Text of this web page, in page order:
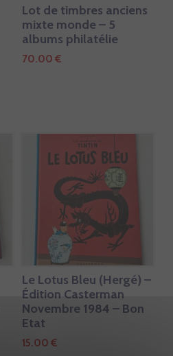
Lot de timbres anciens
mixte monde – 5
albums philatélie
70.00 €
Le Lotus Bleu (Hergé) –
Édition Casterman
Novembre 1984 – Bon
Etat
15.00 €